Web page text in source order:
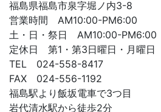
福島県福島市泉字堀ノ内3-8
営業時間 AM10:00-PM6:00
土・日・祭日 AM10:00-PM6:00
定休日 第1・第3日曜日・月曜
TEL 024-558-8417
FAX 024-556-1192
福島駅より飯坂電車で3つ目
岩代清水駅から徒歩2分